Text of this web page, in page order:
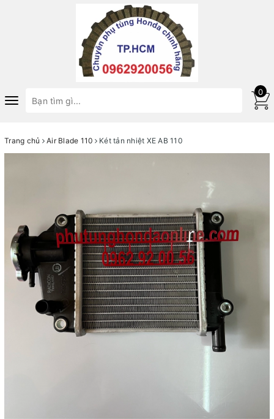
Toggle
0
Trang chủ Air Blade 110 Két tản nhiệt XE AB 110